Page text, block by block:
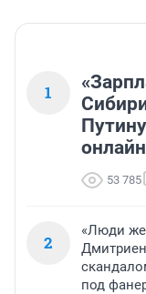
1
53 785
2
«Люди же
под